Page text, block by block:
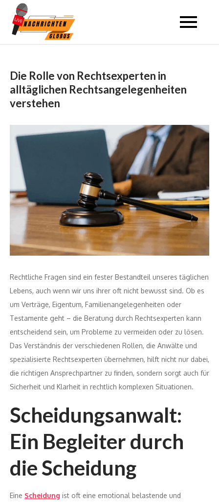
content
Die Rolle von Rechtsexperten in
alltäglichen Rechtsangelegenheiten
verstehen
Rechtliche Fragen sind ein fester Bestandteil unseres täglichen
Lebens, auch wenn wir uns ihrer oft nicht bewusst sind. Ob es
um Verträge, Eigentum, Familienangelegenheiten oder
Testamente geht – die Beratung durch Rechtsexperten kann
entscheidend sein, um Probleme zu vermeiden oder zu lösen.
Das Verständnis der verschiedenen Rollen, die Anwälte und
spezialisierte Rechtsexperten übernehmen, hilft nicht nur dabei,
die richtigen Ansprechpartner zu finden, sondern sorgt auch für
Sicherheit und Klarheit in rechtlich komplexen Situationen.
Scheidungsanwalt:
Ein Begleiter durch
die Scheidung
Eine Scheidung ist oft eine emotional belastende und